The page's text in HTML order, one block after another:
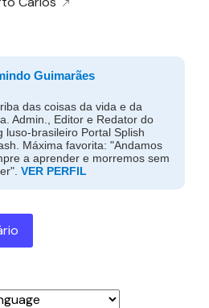
Guimarães
das coisas da vida e da
Admin., Editor e Redator do
luso-brasileiro Portal Splish
Máxima favorita: "Andamos
a aprender e morremos sem
VER PERFIL